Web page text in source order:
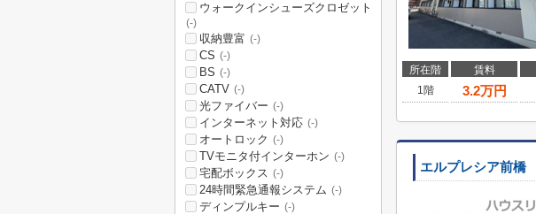
所在階 賃料
1階
3.2万円
エルプレシア前橋
ウォークインシューズクロゼット
(-)
収納豊富 (-)
CS (-)
BS (-)
CATV (-)
光ファイバー (-)
インターネット対応 (-)
オートロック (-)
TVモニタ付インターホン (-)
宅配ボックス (-)
24時間緊急通報システム (-)
ディンプルキー (-)